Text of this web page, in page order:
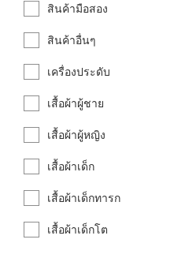
สินค้ามือสอง
สินค้าอื่นๆ
เครื่องประดับ
เสื้อผ้าผู้ชาย
เสื้อผ้าผู้หญิง
เสื้อผ้าเด็ก
เสื้อผ้าเด็กทารก
เสื้อผ้าเด็กโต